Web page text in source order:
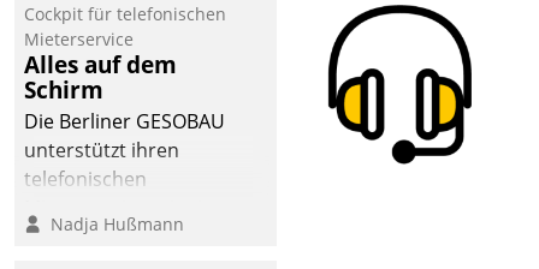
einsehen und ändern
oder
Schadensmeldungen
abgeben – rund um die
Uhr.
Cockpit für telefonischen
Mieterservice
Alles auf dem
Schirm
Die Berliner GESOBAU
unterstützt ihren
telefonischen
digitalen Cockpit, das
Nadja Hußmann